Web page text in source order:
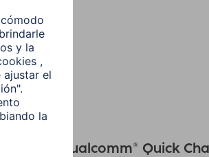
Soporta Qualcomm® Quick